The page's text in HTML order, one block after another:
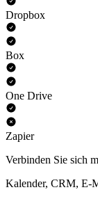
Dropbox
Box
One Drive
Zapier
Verbinden Sie sich
Kalender, CRM, E-